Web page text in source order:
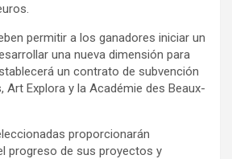
permitir a los ganadores iniciar un
una nueva dimensión para
un contrato de subvención
Art Explora y la Académie des Beaux-
proporcionarán
progreso de sus proyectos y